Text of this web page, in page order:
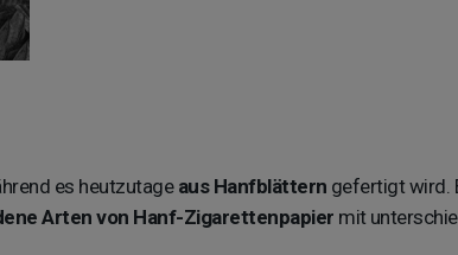
es heutzutage aus Hanfblättern gefertigt wird.
Arten von Hanf-Zigarettenpapier mit